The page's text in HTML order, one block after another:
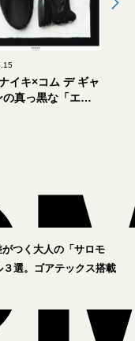
イキ×コム デ ギャ
の真っ黒な「エア
がつく大人の「サロモ
選。ゴアテックス搭載